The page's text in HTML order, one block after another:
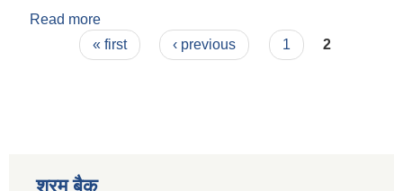
Read more
Pages« first ‹ previous 1 2
श्रम बैक